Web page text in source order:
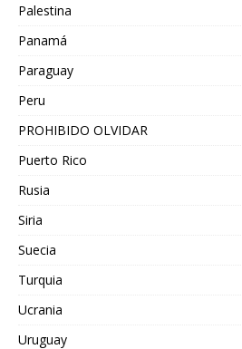
Palestina
Panamá
Paraguay
Peru
PROHIBIDO OLVIDAR
Puerto Rico
Rusia
Siria
Suecia
Turquia
Ucrania
Uruguay